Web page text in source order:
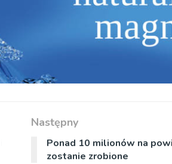
Następny
Ponad 10 milionów na
zostanie zrobione